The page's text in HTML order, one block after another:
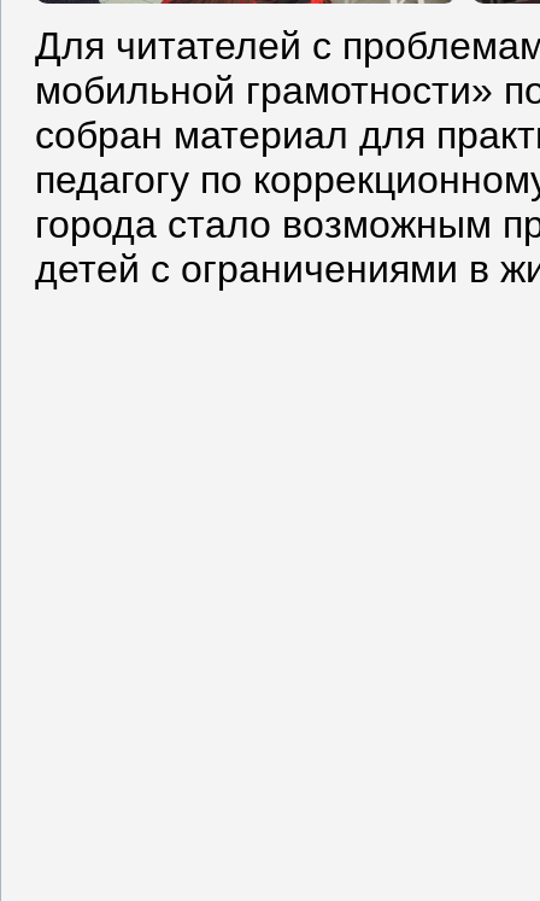
Для читателей с
мобильной грамотности»
собран материал для
педагогу по
города стало возможным
детей с ограничениями в